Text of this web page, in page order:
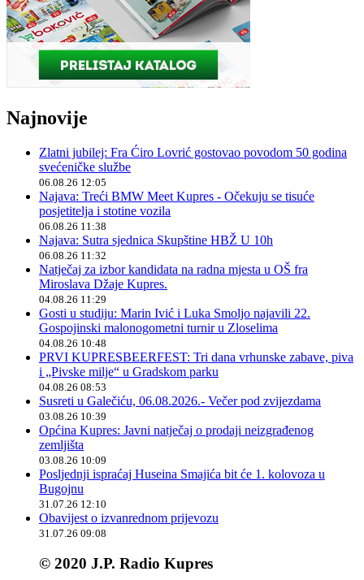
Najnovije
Zlatni jubilej: Fra Ćiro Lovrić gostovao povodom 50 godina
svećeničke službe
06.08.26 12:05
Najava: Treći BMW Meet Kupres - Očekuju se tisuće
posjetitelja i stotine vozila
06.08.26 11:38
Najava: Sutra sjednica Skupštine HBŽ U 10h
06.08.26 11:32
Natječaj za izbor kandidata na radna mjesta u OŠ fra
Miroslava Džaje Kupres.
04.08.26 11:29
Gosti u studiju: Marin Ivić i Luka Smoljo najavili 22.
Gospojinski malonogometni turnir u Zloselima
04.08.26 10:48
PRVI KUPRESBEERFEST: Tri dana vrhunske zabave, piva
i „Pivske milje“ u Gradskom parku
04.08.26 08:53
Susreti u Galečiću, 06.08.2026.- Večer pod zvijezdama
03.08.26 10:39
Općina Kupres: Javni natječaj o prodaji neizgrađenog
zemljišta
03.08.26 10:09
Posljednji ispraćaj Huseina Smajića bit će 1. kolovoza u
Bugojnu
31.07.26 12:10
Obavijest o izvanrednom prijevozu
31.07.26 09:08
© 2020 J.P. Radio Kupres